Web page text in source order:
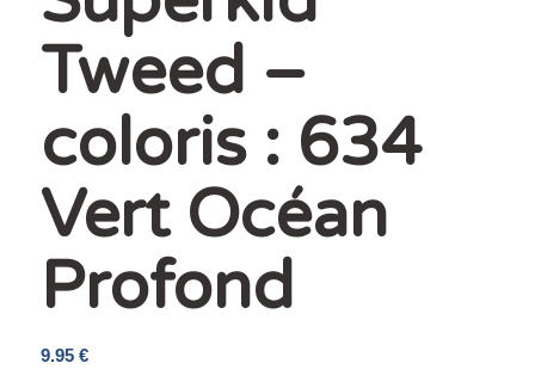
Tweed –
coloris : 634
Vert Océan
Profond
9.95 €